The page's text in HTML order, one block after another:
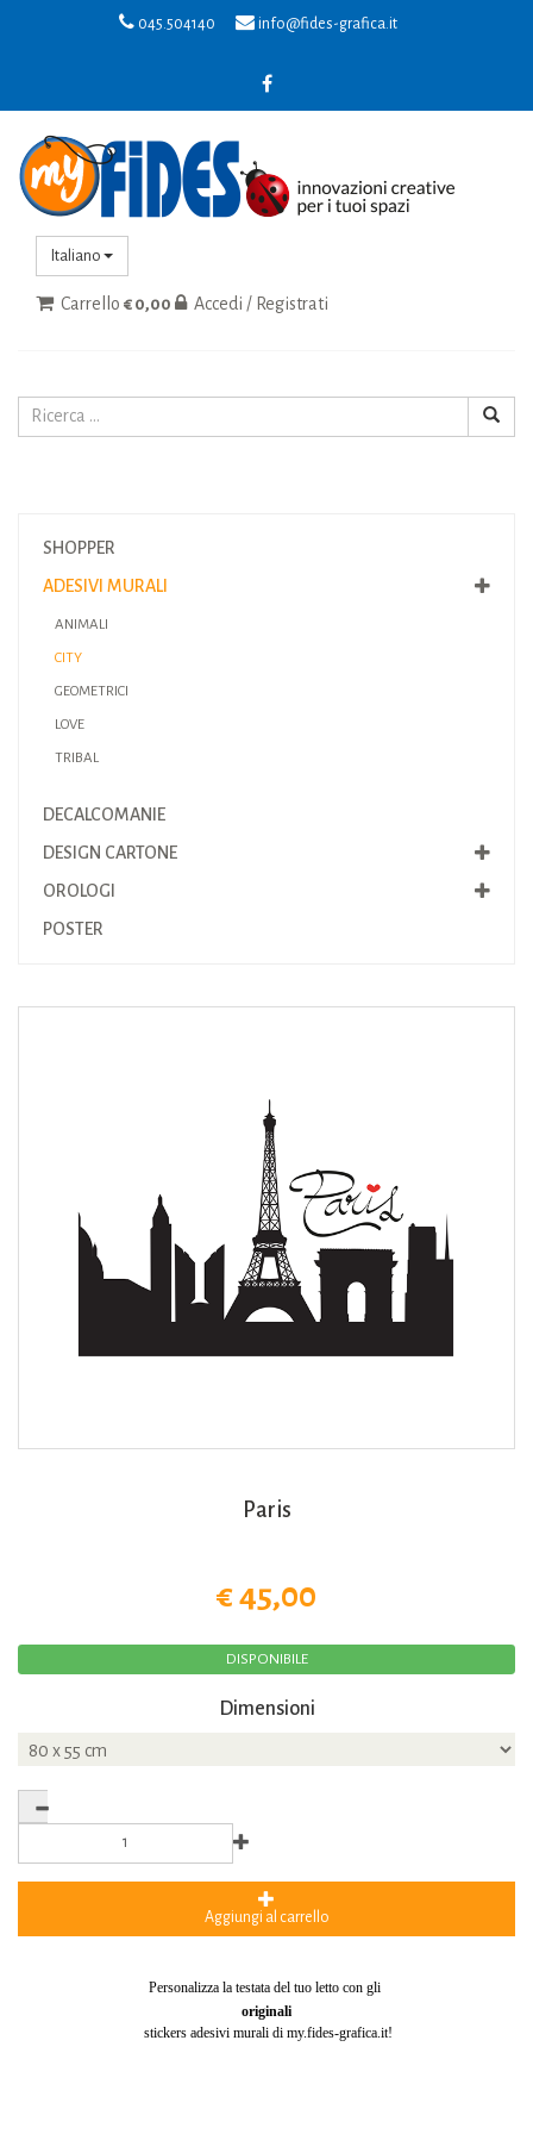
045.504140 info@fides-grafica.it
Italiano
Carrello € 0,00 Accedi / Registrati
Toggle
SHOPPER
ADESIVI MURALI
ANIMALI
CITY
GEOMETRICI
LOVE
TRIBAL
DECALCOMANIE
DESIGN CARTONE
OROLOGI
POSTER
Paris
€ 45,00
DISPONIBILE
Dimensioni
Aggiungi al carrello
Personalizza la testata del tuo letto con gli
originali
stickers adesivi murali di my.fides-grafica.it!